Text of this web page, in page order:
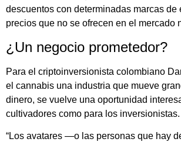
descuentos con determinadas marcas
precios que no se ofrecen en el mercado
¿Un negocio prometedor?
Para el criptoinversionista colombiano
el cannabis una industria que mueve
dinero, se vuelve una oportunidad
cultivadores como para los inversionistas.
“Los avatares —o las personas que hay